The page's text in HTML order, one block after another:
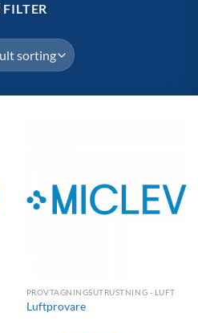
FILTER
PROVTAGNINGSUTRUSTNING - LUFT
Luftprovare